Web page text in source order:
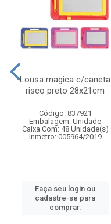
Lousa magica c/caneta
risco preto 28x21cm
Código: 837921
Embalagem: Unidade
Caixa Com: 48 Unidade(s)
Inmetro: 005964/2019
Faça seu login ou
cadastre-se para
comprar.